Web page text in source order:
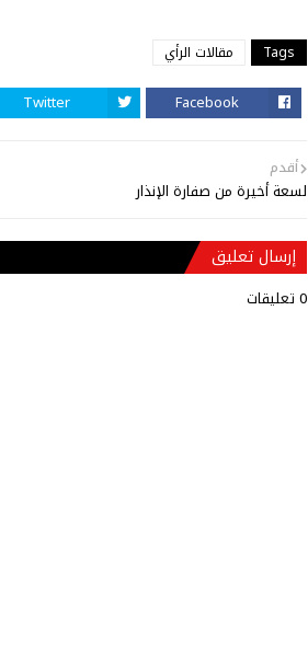
Tags مقالات الرأي
Facebook
Twitter
أقدم
لسعة أخيرة من صفارة الإنذار
إرسال تعليق
0 تعليقات